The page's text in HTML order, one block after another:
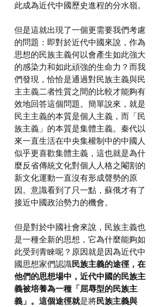
此成為近代中國歷史進程的分水嶺。
但是這就出現了一個更需要我們考慮
的問題：即對於近代中國來說，作為
思想的民族主義何以會產生如此強大
的感染力和如此頑強的生命力？而我
們發現，恰恰是通過對民族主義與民
主主義二者性質之間的比較才能夠有
效地回答這個問題。簡單說來，就是
民主主義的本質是個人主義，而「民
族主義」的本質是集體主義。秦代以
來一直生活在中央集權制中的中國人
似乎更喜歡集體主義，這也就是為什
麼反省傳統文化對個人人格之閹割的
新文化運動一直沒有形成聲勢的原
因。意識看到了只一點，蘇俄才有了
接近中國政治勢力的機會。
但是對於中國社會來說，民族主義也
是一種全新的思想，它為什麼能夠如
此受到青睞呢？原因就是因為近代中
國思想家們認識民族主義的途徑，在
他們的思想場中，近代中國的民族主
義被培養為一種「屈辱型的民族主
義」。這個途徑就是將民族主義與